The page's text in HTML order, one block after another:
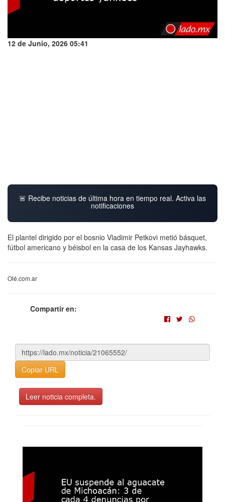
12 de Junio, 2026 05:41
🚨 Recibe noticias de última hora en tiempo real. Activa las
notificaciones
El plantel dirigido por el bosnio Vladimir Petkovi metió básquet,
fútbol americano y béisbol en la casa de los Kansas Jayhawks.
Olé.com.ar
Compartir en:
Copiar URL
Leer noticia completa.